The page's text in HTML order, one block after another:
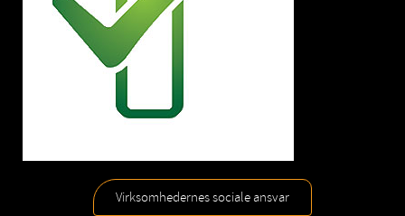
Virksomhedernes sociale ansvar